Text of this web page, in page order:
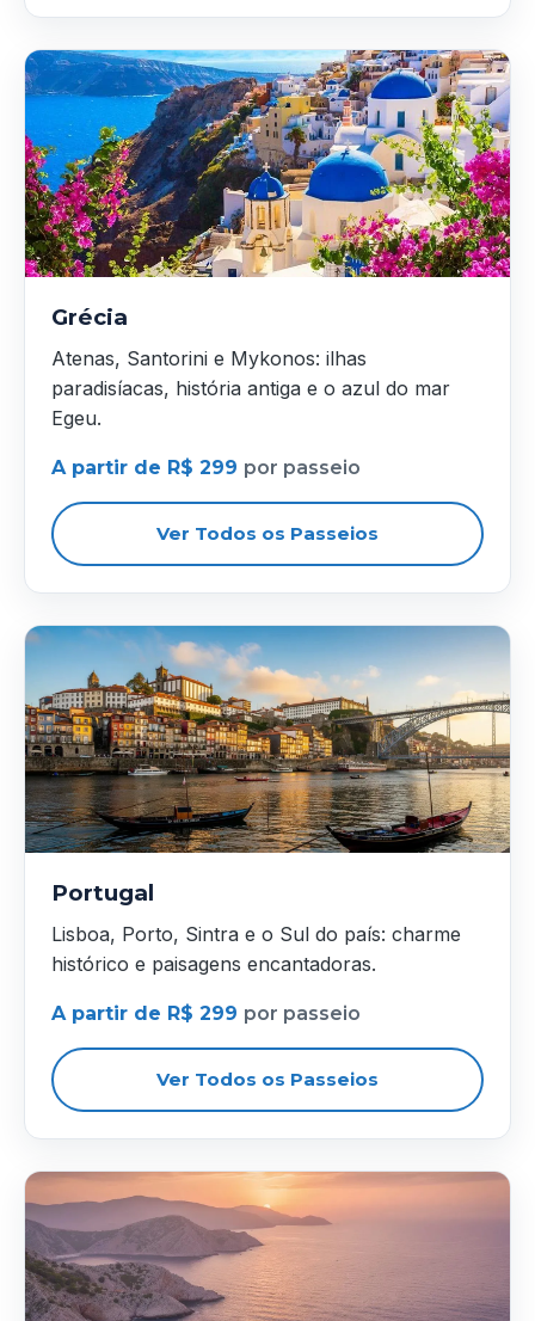
Grécia
Atenas, Santorini e Mykonos: ilhas
paradisíacas, história antiga e o azul do mar
Egeu.
A partir de R$ 299 por passeio
Ver Todos os Passeios
Portugal
Lisboa, Porto, Sintra e o Sul do país: charme
histórico e paisagens encantadoras.
A partir de R$ 299 por passeio
Ver Todos os Passeios